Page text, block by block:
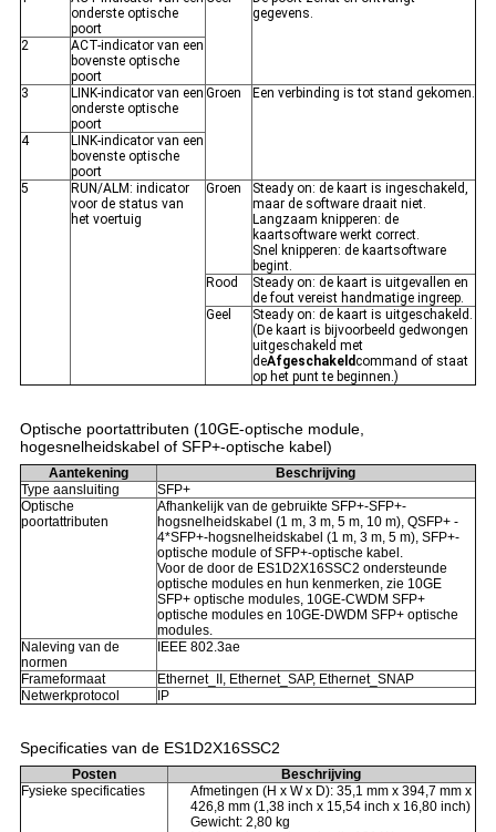
onderste optische
poort
gegevens.
2
ACT-indicator van een
bovenste optische
poort
3
LINK-indicator van een
onderste optische
poort
Groen Een verbinding is tot stand gekomen.
4
LINK-indicator van een
bovenste optische
poort
5
RUN/ALM: indicator
voor de status van
het voertuig
Groen
Steady on: de kaart is ingeschakeld,
maar de software draait niet.
Langzaam knipperen: de
kaartsoftware werkt correct.
Snel knipperen: de kaartsoftware
begint.
Rood
Steady on: de kaart is uitgevallen en
de fout vereist handmatige ingreep.
Geel
Steady on: de kaart is uitgeschakeld.
(De kaart is bijvoorbeeld gedwongen
uitgeschakeld met
deAfgeschakeldcommand of staat
op het punt te beginnen.)
Optische poortattributen (10GE-optische module,
hogesnelheidskabel of SFP+-optische kabel)
Aantekening
Beschrijving
Type aansluiting
SFP+
Optische
poortattributen
Afhankelijk van de gebruikte SFP+-SFP+-
hogsnelheidskabel (1 m, 3 m, 5 m, 10 m), QSFP+ -
4*SFP+-hogsnelheidskabel (1 m, 3 m, 5 m), SFP+-
optische module of SFP+-optische kabel.
Voor de door de ES1D2X16SSC2 ondersteunde
optische modules en hun kenmerken, zie 10GE
SFP+ optische modules, 10GE-CWDM SFP+
optische modules en 10GE-DWDM SFP+ optische
modules.
Naleving van de
normen
IEEE 802.3ae
Frameformaat
Ethernet_II, Ethernet_SAP, Ethernet_SNAP
Netwerkprotocol
IP
Specificaties van de ES1D2X16SSC2
Posten
Beschrijving
Fysieke specificaties
Afmetingen (H x W x D): 35,1 mm x 394,7 mm x
426,8 mm (1,38 inch x 15,54 inch x 16,80 inch)
Gewicht: 2,80 kg